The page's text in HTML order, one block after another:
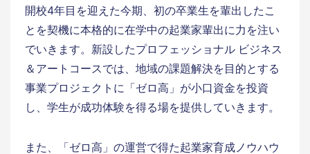
開校4年目を迎えた今期、初の卒業生を輩出したこ
とを契機に本格的に在学中の起業家輩出に力を注い
でいきます。新設したプロフェッショナル ビジネス
＆アートコースでは、地域の課題解決を目的とする
事業プロジェクトに「ゼロ高」が小口資金を投資
し、学生が成功体験を得る場を提供していきます。
また、「ゼロ高」の運営で得た起業家育成ノウハウ